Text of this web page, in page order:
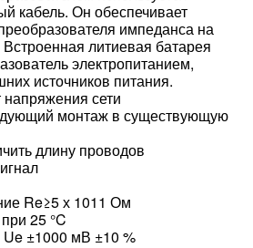
кабель. Он обеспечивает
импеданса на
литиевая батарея
электропитанием,
источников питания.
сети
монтаж в существующую
длину проводов
Re≥5 х 1011 Ом
25 °C
±1000 мВ ±10 %